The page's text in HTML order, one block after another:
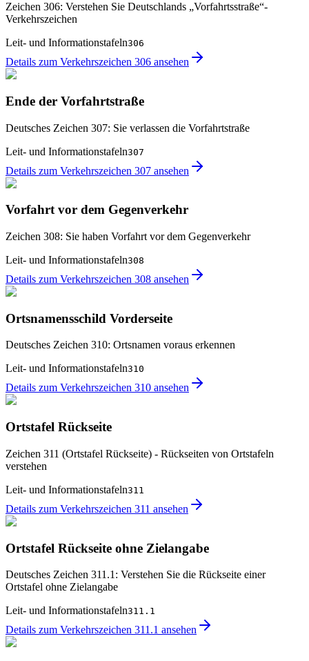
Zeichen 306: Verstehen Sie Deutschlands „Vorfahrtsstraße“-
Verkehrszeichen
Leit- und Informationstafeln306
Details zum Verkehrszeichen 306 ansehen
Ende der Vorfahrtstraße
Deutsches Zeichen 307: Sie verlassen die Vorfahrtstraße
Leit- und Informationstafeln307
Details zum Verkehrszeichen 307 ansehen
Vorfahrt vor dem Gegenverkehr
Zeichen 308: Sie haben Vorfahrt vor dem Gegenverkehr
Leit- und Informationstafeln308
Details zum Verkehrszeichen 308 ansehen
Ortsnamensschild Vorderseite
Deutsches Zeichen 310: Ortsnamen voraus erkennen
Leit- und Informationstafeln310
Details zum Verkehrszeichen 310 ansehen
Ortstafel Rückseite
Zeichen 311 (Ortstafel Rückseite) - Rückseiten von Ortstafeln
verstehen
Leit- und Informationstafeln311
Details zum Verkehrszeichen 311 ansehen
Ortstafel Rückseite ohne Zielangabe
Deutsches Zeichen 311.1: Verstehen Sie die Rückseite einer
Ortstafel ohne Zielangabe
Leit- und Informationstafeln311.1
Details zum Verkehrszeichen 311.1 ansehen